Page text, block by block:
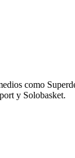
como
y Solobasket.